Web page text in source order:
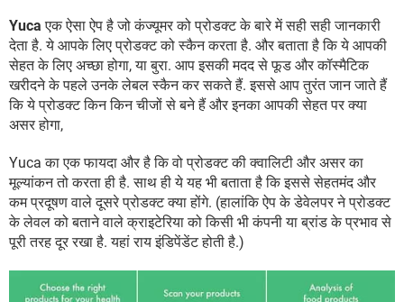
Yuca एक ऐसा ऐप है जो कंज्यूमर को प्रोडक्ट के बारे में सही सही जानकारी
देता है. ये आपके लिए प्रोडक्ट को स्कैन करता है. और बताता है कि ये आपकी
सेहत के लिए अच्छा होगा, या बुरा. आप इसकी मदद से फूड और कॉस्मैटिक
खरीदने के पहले उनके लेबल स्कैन कर सकते हैं. इससे आप तुरंत जान जाते हैं
कि ये प्रोडक्ट किन किन चीजों से बने हैं और इनका आपकी सेहत पर क्या
असर होगा,
Yuca का एक फायदा और है कि वो प्रोडक्ट की क्वालिटी और असर का
मूल्यांकन तो करता ही है. साथ ही ये यह भी बताता है कि इससे सेहतमंद और
कम प्रदूषण वाले दूसरे प्रोडक्ट क्या होंगे. (हालांकि ऐप के डेवेलपर ने प्रोडक्ट
के लेवल को बताने वाले क्राइटेरिया को किसी भी कंपनी या ब्रांड के प्रभाव से
पूरी तरह दूर रखा है. यहां राय इंडिपेंडेंट होती है.)